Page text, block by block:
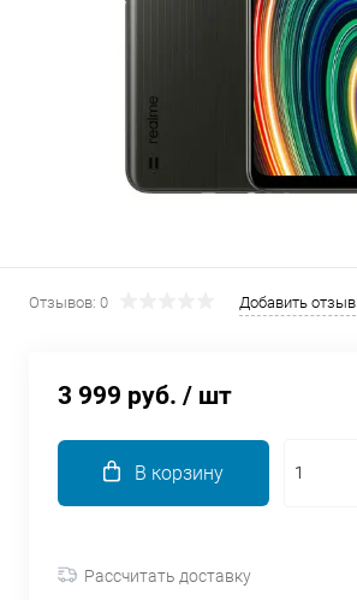
Отзывов: 0 Добавить отзыв
3 999 руб. / шт
В корзину
Рассчитать доставку
Получайте товар
выбранный способом
Оставшиеся
% будут
списываться
с вашей карты
25 %каждые 2 недели
об оплате Плайтом
Остались вопросы?
8 800 302-02-51
plait.ru